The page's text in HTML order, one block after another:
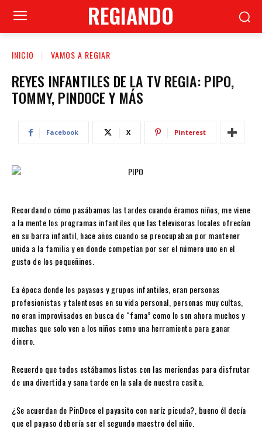
REGIANDO
INICIO VAMOS A REGIAR
REYES INFANTILES DE LA TV REGIA: PIPO,
TOMMY, PINDOCE Y MÁS
Facebook X Pinterest
Recordando cómo pasábamos las tardes cuando éramos niños, me viene
a la mente los programas infantiles que las televisoras locales ofrecían
en su barra infantil, hace años cuando se preocupaban por mantener
unida a la familia y en donde competían por ser el número uno en el
gusto de los pequeñines.
Ea época donde los payasos y grupos infantiles, eran personas
profesionistas y talentosos en su vida personal, personas muy cultas,
no eran improvisados en busca de “fama” como lo son ahora muchos y
muchas que solo ven a los niños como una herramienta para ganar
dinero.
Recuerdo que todos estábamos listos con las meriendas para disfrutar
de una divertida y sana tarde en la sala de nuestra casita.
¿Se acuerdan de PinDoce el payasito con naríz picuda?, bueno él decía
que el payaso debería ser el segundo maestro del niño.